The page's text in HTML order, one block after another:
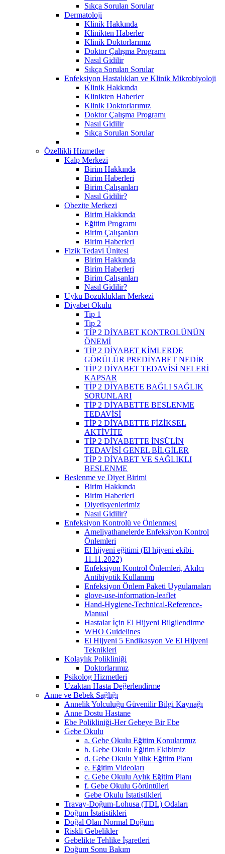
Sıkça Sorulan Sorular
Dermatoloji
Klinik Hakkında
Klinikten Haberler
Klinik Doktorlarımız
Doktor Çalışma Programı
Nasıl Gidilir
Sıkça Sorulan Sorular
Enfeksiyon Hastalıkları ve Klinik Mikrobiyoloji
Klinik Hakkında
Klinikten Haberler
Klinik Doktorlarımız
Doktor Çalışma Programı
Nasıl Gidilir
Sıkça Sorulan Sorular
Özellikli Hizmetler
Kalp Merkezi
Birim Hakkında
Birim Haberleri
Birim Çalışanları
Nasıl Gidilir?
Obezite Merkezi
Birim Hakkında
Eğitim Programı
Birim Çalışanları
Birim Haberleri
Fizik Tedavi Ünitesi
Birim Hakkında
Birim Haberleri
Birim Çalışanları
Nasıl Gidilir?
Uyku Bozuklukları Merkezi
Diyabet Okulu
Tip 1
Tip 2
TİP 2 DİYABET KONTROLÜNÜN
ÖNEMİ
TİP 2 DİYABET KİMLERDE
GÖRÜLÜR PREDİYABET NEDİR
TİP 2 DİYABET TEDAVİSİ NELERİ
KAPSAR
TİP 2 DİYABETE BAĞLI SAĞLIK
SORUNLARI
TİP 2 DİYABETTE BESLENME
TEDAVİSİ
TİP 2 DİYABETTE FİZİKSEL
AKTİVİTE
TİP 2 DİYABETTE İNSÜLİN
TEDAVİSİ GENEL BİLGİLER
TİP 2 DİYABET VE SAĞLIKLI
BESLENME
Beslenme ve Diyet Birimi
Birim Hakkında
Birim Haberleri
Diyetisyenlerimiz
Nasıl Gidilir?
Enfeksiyon Kontrolü ve Önlenmesi
Ameliyathanelerde Enfeksiyon Kontrol
Önlemleri
El hijyeni eğitimi (El hijyeni ekibi-
11.11.2022)
Enfeksiyon Kontrol Önlemleri, Akılcı
Antibiyotik Kullanımı
Enfeksiyon Önlem Paketi Uygulamaları
glove-use-information-leaflet
Hand-Hygiene-Technical-Reference-
Manual
Hastalar İçin El Hijyeni Bilgilendirme
WHO Guidelines
El Hijyeni 5 Endikasyon Ve El Hijyeni
Teknikleri
Kolaylık Polikliniği
Doktorlarımız
Psikolog Hizmetleri
Uzaktan Hasta Değerlendirme
Anne ve Bebek Sağlığı
Annelik Yolculuğu Güvenilir Bilgi Kaynağı
Anne Dostu Hastane
Ebe Polikliniği-Her Gebeye Bir Ebe
Gebe Okulu
a. Gebe Okulu Eğitim Konularımız
b. Gebe Okulu Eğitim Ekibimiz
d. Gebe Okulu Yıllık Eğitim Planı
e. Eğitim Videoları
c. Gebe Okulu Aylık Eğitim Planı
f. Gebe Okulu Görüntüleri
Gebe Okulu İstatistikleri
Travay-Doğum-Lohusa (TDL) Odaları
Doğum İstatistikleri
Doğal Olan Normal Doğum
Riskli Gebelikler
Gebelikte Tehlike İşaretleri
Doğum Sonu Bakım